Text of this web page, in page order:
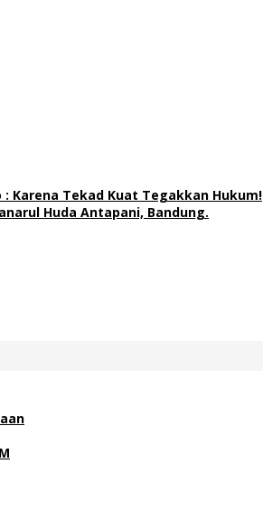
Karena Tekad Kuat Tegakkan Hukum!
Huda Antapani, Bandung.